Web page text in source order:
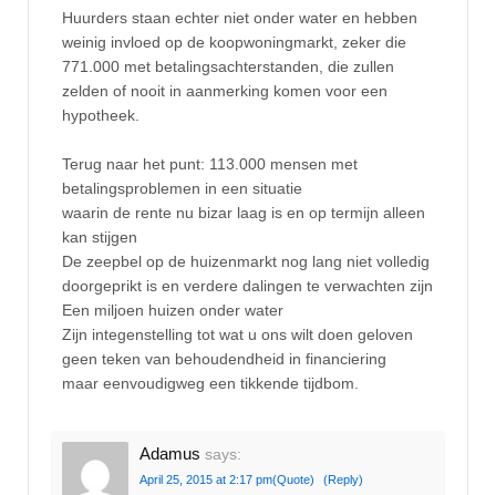
Huurders staan echter niet onder water en hebben
weinig invloed op de koopwoningmarkt, zeker die
771.000 met betalingsachterstanden, die zullen
zelden of nooit in aanmerking komen voor een
hypotheek.
Terug naar het punt: 113.000 mensen met
betalingsproblemen in een situatie
waarin de rente nu bizar laag is en op termijn alleen
kan stijgen
De zeepbel op de huizenmarkt nog lang niet volledig
doorgeprikt is en verdere dalingen te verwachten zijn
Een miljoen huizen onder water
Zijn integenstelling tot wat u ons wilt doen geloven
geen teken van behoudendheid in financiering
maar eenvoudigweg een tikkende tijdbom.
Adamus says:
April 25, 2015 at 2:17 pm(Quote) (Reply)